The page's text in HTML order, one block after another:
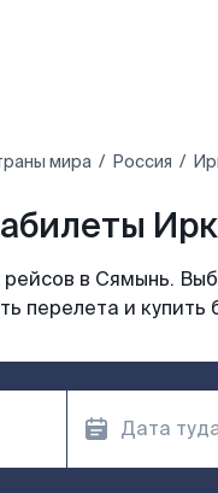
мира Россия
в Сямынь.
перелета и